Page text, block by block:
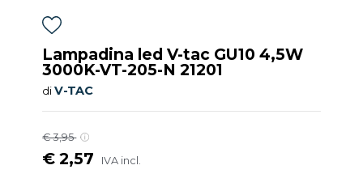
Lampadina led V-tac GU10 4,5W
3000K-VT-205-N 21201
diV-TAC
€ 3,95
€ 2,57 IVA incl.